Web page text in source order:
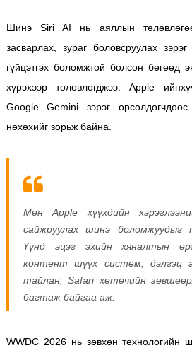
Шинэ Siri AI нь аяллын
засварлах, зураг боловсруулах
гүйцэтгэх боломжтой болсон бөгөөд
хүрэхээр төлөвлөгджээ. Apple
Google Gemini зэрэг
нөхөхийг зорьж байна.
Мөн Apple хүүхдийн
сайжруулах шинэ боломжуудыг
Үүнд эцэг эхийн хяналтын
контент шүүх систем, дэлгэц
тайлан, Safari хөтөчийн
багтаж байгаа аж.
WWDC 2026 нь зөвхөн технологийн